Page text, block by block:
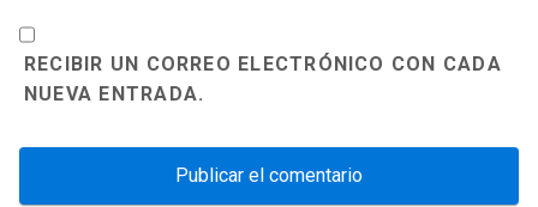
RECIBIR UN CORREO ELECTRÓNICO CON CADA
NUEVA ENTRADA.